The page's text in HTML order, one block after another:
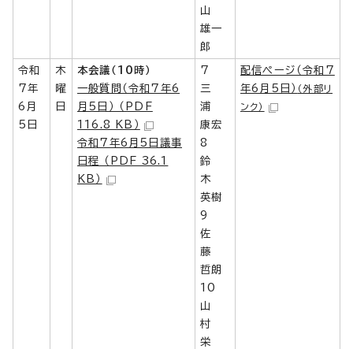
山
雄一
郎
令和
7年
6月
5日
木
曜
日
本会議（10時）
一般質問（令和7年6
月5日） （PDF
116.8 KB）
令和7年6月5日議事
日程 （PDF 36.1
KB）
7
三
浦
康宏
8
鈴
木
英樹
9
佐
藤
哲朗
10
山
村
栄
配信ページ（令和7
年6月5日） （外部リ
ンク）